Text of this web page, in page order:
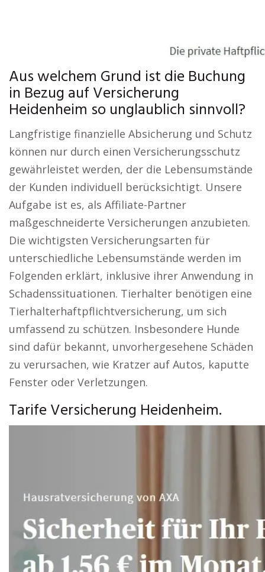
Aus welchem Grund ist die Buchung
in Bezug auf Versicherung
Heidenheim so unglaublich sinnvoll?
Langfristige finanzielle Absicherung und Schutz
können nur durch einen Versicherungsschutz
gewährleistet werden, der die Lebensumstände
der Kunden individuell berücksichtigt. Unsere
Aufgabe ist es, als Affiliate-Partner
maßgeschneiderte Versicherungen anzubieten.
Die wichtigsten Versicherungsarten für
unterschiedliche Lebensumstände werden im
Folgenden erklärt, inklusive ihrer Anwendung in
Schadenssituationen. Tierhalter benötigen eine
Tierhalterhaftpflichtversicherung, um sich
umfassend zu schützen. Insbesondere Hunde
sind dafür bekannt, unvorhergesehene Schäden
zu verursachen, wie Kratzer auf Autos, kaputte
Fenster oder Verletzungen.
Tarife Versicherung Heidenheim.